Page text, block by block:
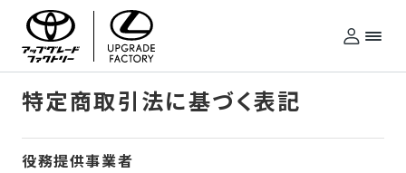
特定商取引法に基づく表記
役務提供事業者